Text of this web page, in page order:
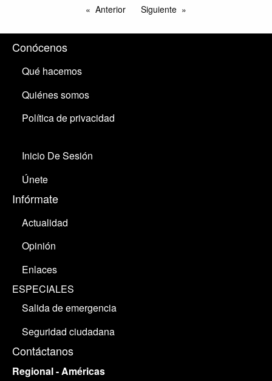
Anterior Siguiente
Conócenos
Qué hacemos
Quiénes somos
Política de privacidad
Inicio De Sesión
Únete
Infórmate
Actualidad
Opinión
Enlaces
ESPECIALES
Salida de emergencia
Seguridad ciudadana
Contáctanos
Regional - Américas